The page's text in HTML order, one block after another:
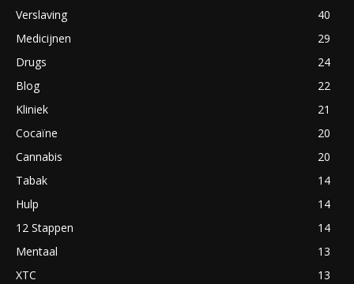
Verslaving
40
Medicijnen
29
Drugs
24
Blog
22
Kliniek
21
Cocaïne
20
Cannabis
20
Tabak
14
Hulp
14
12 Stappen
14
Mentaal
13
XTC
13